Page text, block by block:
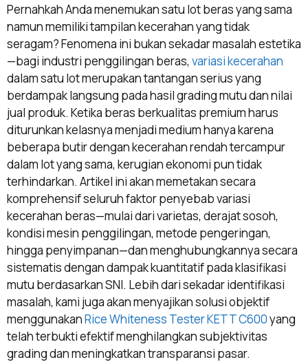
Pernahkah Anda menemukan satu lot beras yang sama
namun memiliki tampilan kecerahan yang tidak
seragam? Fenomena ini bukan sekadar masalah estetika
—bagi industri penggilingan beras, variasi kecerahan
dalam satu lot merupakan tantangan serius yang
berdampak langsung pada hasil grading mutu dan nilai
jual produk. Ketika beras berkualitas premium harus
diturunkan kelasnya menjadi medium hanya karena
beberapa butir dengan kecerahan rendah tercampur
dalam lot yang sama, kerugian ekonomi pun tidak
terhindarkan. Artikel ini akan memetakan secara
komprehensif seluruh faktor penyebab variasi
kecerahan beras—mulai dari varietas, derajat sosoh,
kondisi mesin penggilingan, metode pengeringan,
hingga penyimpanan—dan menghubungkannya secara
sistematis dengan dampak kuantitatif pada klasifikasi
mutu berdasarkan SNI. Lebih dari sekadar identifikasi
masalah, kami juga akan menyajikan solusi objektif
menggunakanRice Whiteness Tester KETT C600yang
telah terbukti efektif menghilangkan subjektivitas
grading dan meningkatkan transparansi pasar.